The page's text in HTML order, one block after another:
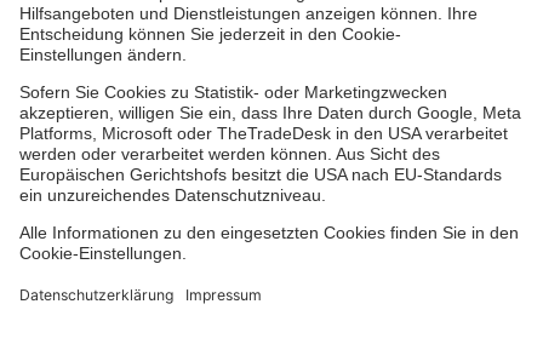
Medizin & Pflege
Zentren
Patienten
Zuweiser
Hinweisgebersystem